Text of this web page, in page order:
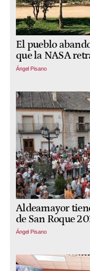
El pueblo
que la NASA
Ángel Pisano
Aldeamayor
de San Roque
Ángel Pisano